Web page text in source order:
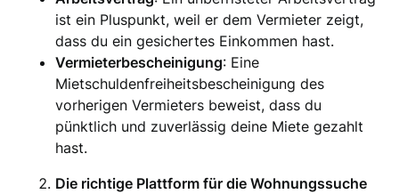
ist ein Pluspunkt, weil er dem Vermieter zeigt,
dass du ein gesichertes Einkommen hast.
Vermieterbescheinigung: Eine
Mietschuldenfreiheitsbescheinigung des
vorherigen Vermieters beweist, dass du
pünktlich und zuverlässig deine Miete gezahlt
hast.
Die richtige Plattform für die Wohnungssuche